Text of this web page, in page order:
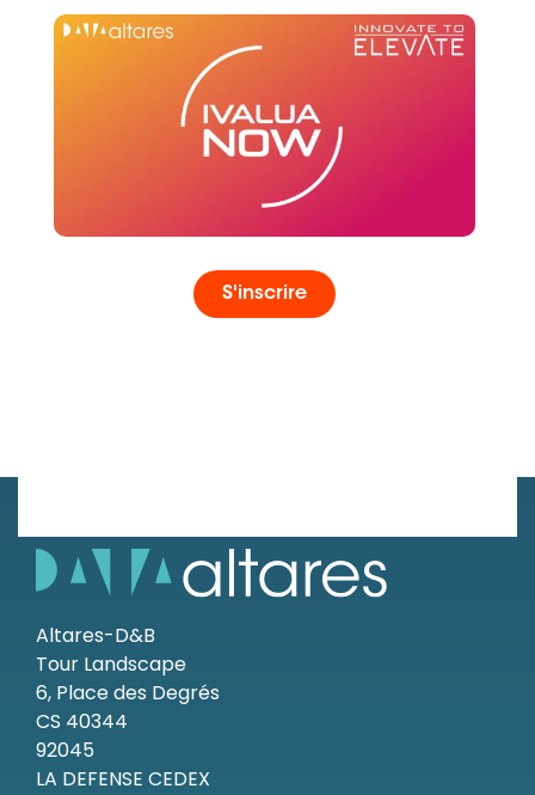
S'inscrire
Altares-D&B
Tour Landscape
6, Place des Degrés
CS 40344
92045
LA DEFENSE CEDEX